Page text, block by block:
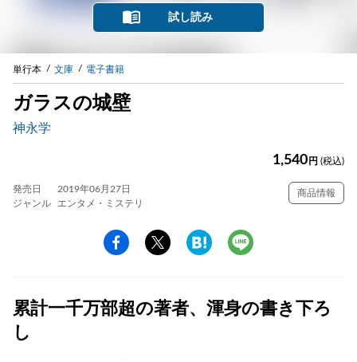
試し読み
単行本 文庫 電子書籍
ガラスの城壁
神永学
1,540 円 (税込)
発売日
2019年06月27日
ジャンル
エンタメ・ミステリ
商品情報
累計一千万部超の著者、渾身の書き下ろ
し